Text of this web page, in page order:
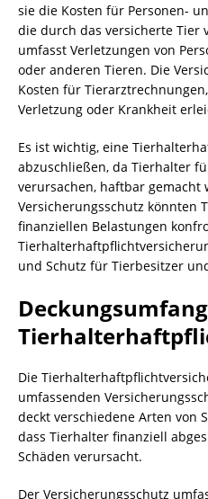
sie die Kosten für Personen-
die durch das versicherte Tier
umfasst Verletzungen von
oder anderen Tieren. Die
Kosten für
Verletzung oder Krankheit
Es ist wichtig, eine
abzuschließen, da Tierhalter
verursachen, haftbar gemacht
Versicherungsschutz könnten
finanziellen Belastungen
und Schutz für Tierbesitzer
Die
umfassenden
deckt verschiedene Arten von
dass Tierhalter finanziell
Schäden verursacht.
Der Versicherungsschutz